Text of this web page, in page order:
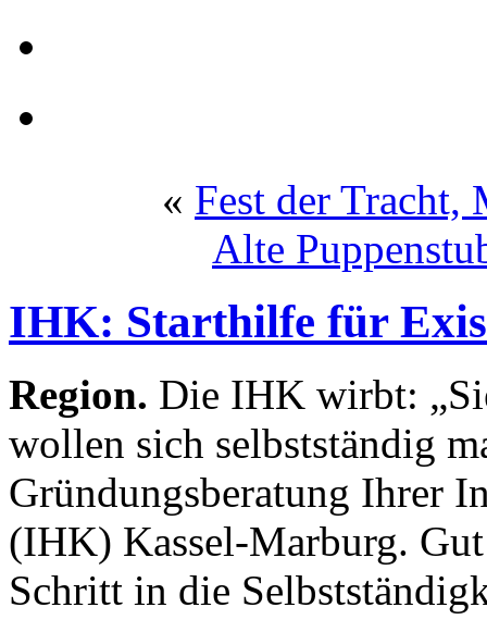
« Fest der Tracht,
Alte
IHK: Starthilfe für
Region. Die IHK wirbt:
wollen sich selbstständig
Gründungsberatung Ihrer
(IHK) Kassel-Marburg.
Schritt in die